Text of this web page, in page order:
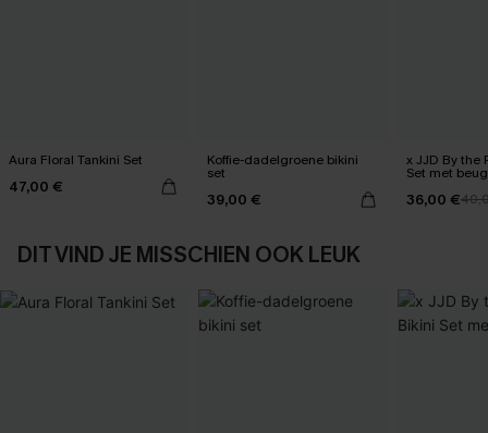
Aura Floral Tankini Set
47,00 €
Koffie-dadelgroene bikini
set
39,00 €
x JJD By the
Set met
36,00 €
DIT VIND JE MISSCHIEN OOK LEUK